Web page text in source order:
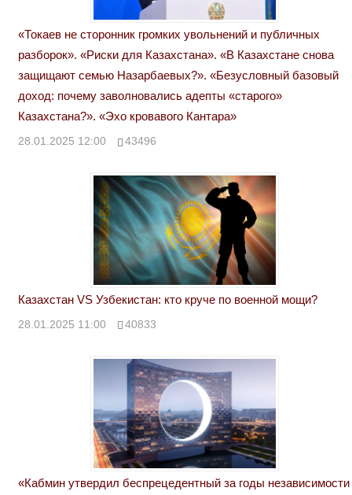
«Токаев не сторонник громких увольнений и публичных
разборок». «Риски для Казахстана». «В Казахстане снова
защищают семью Назарбаевых?». «Безусловный базовый
доход: почему заволновались адепты «старого»
Казахстана?». «Эхо кровавого Кантара»
28.01.2025 12:00 43496
Казахстан VS Узбекистан: кто круче по военной мощи?
28.01.2025 11:00 40833
«Кабмин утвердил беспрецедентный за годы независимости